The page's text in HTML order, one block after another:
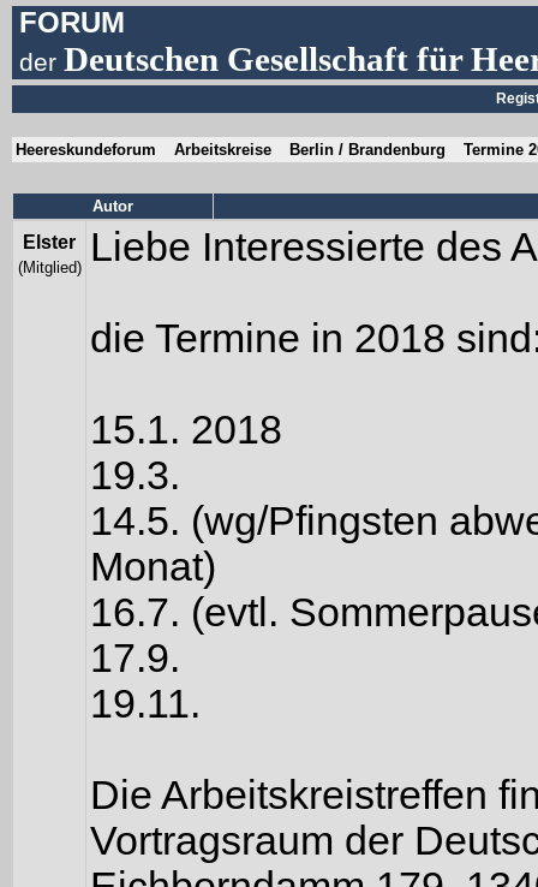
FORUM
derDeutschen Gesellschaft für
Heereskundeforum Arbeitskreise Berlin / Brandenburg Termine
Autor
Elster
(Mitglied) Liebe Interessierte des
die Termine in 2018
15.1. 2018
19.3.
14.5. (wg/Pfingsten
Monat)
16.7. (evtl.
17.9.
19.11.
Die Arbeitskreistreffen
Vortragsraum der